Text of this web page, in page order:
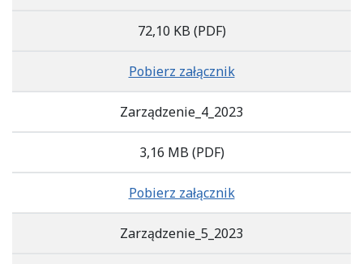
72,10 KB (PDF)
Pobierz załącznik
Zarządzenie_4_2023
3,16 MB (PDF)
Pobierz załącznik
Zarządzenie_5_2023